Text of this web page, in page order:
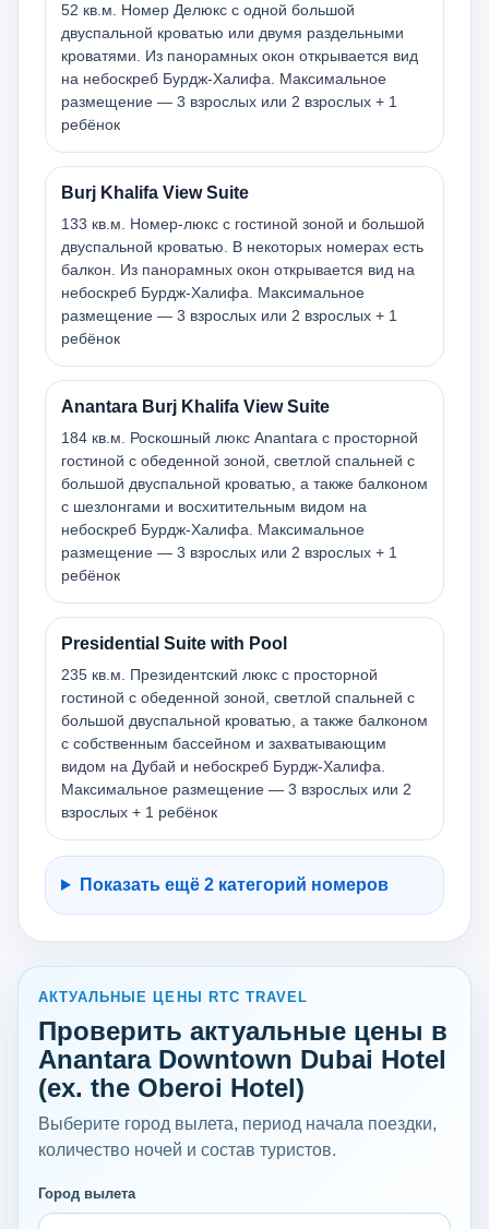
52 кв.м. Номер Делюкс с одной большой
двуспальной кроватью или двумя раздельными
кроватями. Из панорамных окон открывается вид
на небоскреб Бурдж-Халифа. Максимальное
размещение — 3 взрослых или 2 взрослых + 1
ребёнок
Burj Khalifa View Suite
133 кв.м. Номер-люкс с гостиной зоной и большой
двуспальной кроватью. В некоторых номерах есть
балкон. Из панорамных окон открывается вид на
небоскреб Бурдж-Халифа. Максимальное
размещение — 3 взрослых или 2 взрослых + 1
ребёнок
Anantara Burj Khalifa View Suite
184 кв.м. Роскошный люкс Anantara с просторной
гостиной с обеденной зоной, светлой спальней с
большой двуспальной кроватью, а также балконом
с шезлонгами и восхитительным видом на
небоскреб Бурдж-Халифа. Максимальное
размещение — 3 взрослых или 2 взрослых + 1
ребёнок
Presidential Suite with Pool
235 кв.м. Президентский люкс с просторной
гостиной с обеденной зоной, светлой спальней с
большой двуспальной кроватью, а также балконом
с собственным бассейном и захватывающим
видом на Дубай и небоскреб Бурдж-Халифа.
Максимальное размещение — 3 взрослых или 2
взрослых + 1 ребёнок
Показать ещё 2 категорий номеров
АКТУАЛЬНЫЕ ЦЕНЫ RTC TRAVEL
Проверить актуальные цены в
Anantara Downtown Dubai Hotel
(ex. the Oberoi Hotel)
Выберите город вылета, период начала поездки,
количество ночей и состав туристов.
Город вылета